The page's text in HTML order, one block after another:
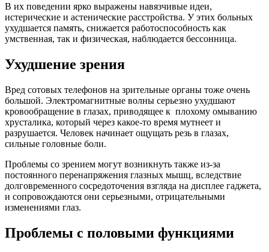
В их поведении ярко выражены навязчивые идеи,
истерические и астенические расстройства. У этих больных
ухудшается память, снижается работоспособность как
умственная, так и физическая, наблюдается бессонница.
Ухудшение зрения
Вред сотовых телефонов на зрительные органы тоже очень
большой. Электромагнитные волны серьезно ухудшают
кровообращение в глазах, приводящее к плохому омыванию
хрусталика, который через какое-то время мутнеет и
разрушается. Человек начинает ощущать резь в глазах,
сильные головные боли.
Проблемы со зрением могут возникнуть также из-за
постоянного перенапряжения глазных мышц, вследствие
долговременного сосредоточения взгляда на дисплее гаджета,
и сопровождаются они серьезными, отрицательными
изменениями глаз.
Проблемы с половыми функциями